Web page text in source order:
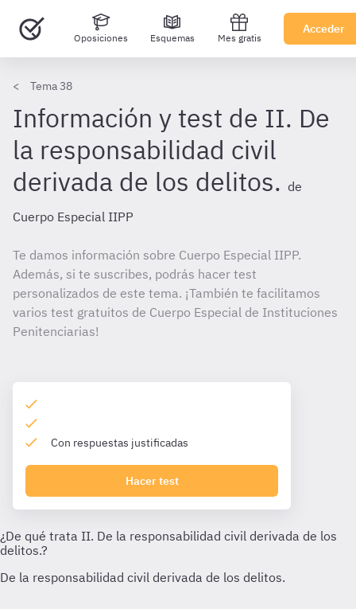
Oposiciones Esquemas Mes gratis
Acceder
Tema 38
Información y test de II. De
la responsabilidad civil
derivada de los delitos. de
Cuerpo Especial IIPP
Te damos información sobre Cuerpo Especial IIPP.
Además, si te suscribes, podrás hacer test
personalizados de este tema. ¡También te facilitamos
varios test gratuitos de Cuerpo Especial de Instituciones
Penitenciarias!
Con respuestas justificadas
Hacer test